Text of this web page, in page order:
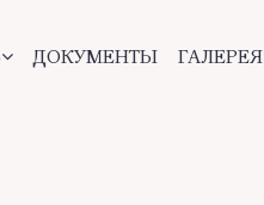
ДОКУМЕНТЫ ГАЛЕРЕЯ